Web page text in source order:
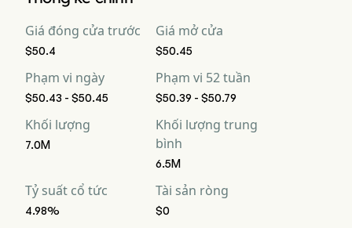
Giá đóng cửa trước
$50.4
Giá mở cửa
$50.45
Phạm vi ngày
$50.43 - $50.45
Phạm vi 52 tuần
$50.39 - $50.79
Khối lượng
7.0M
Khối lượng trung
bình
6.5M
Tỷ suất cổ tức
4.98%
Tài sản ròng
$0